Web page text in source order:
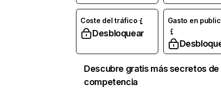
Coste del tráfico
Desbloquear
Gasto en
Descubre gratis más secretos de
competencia